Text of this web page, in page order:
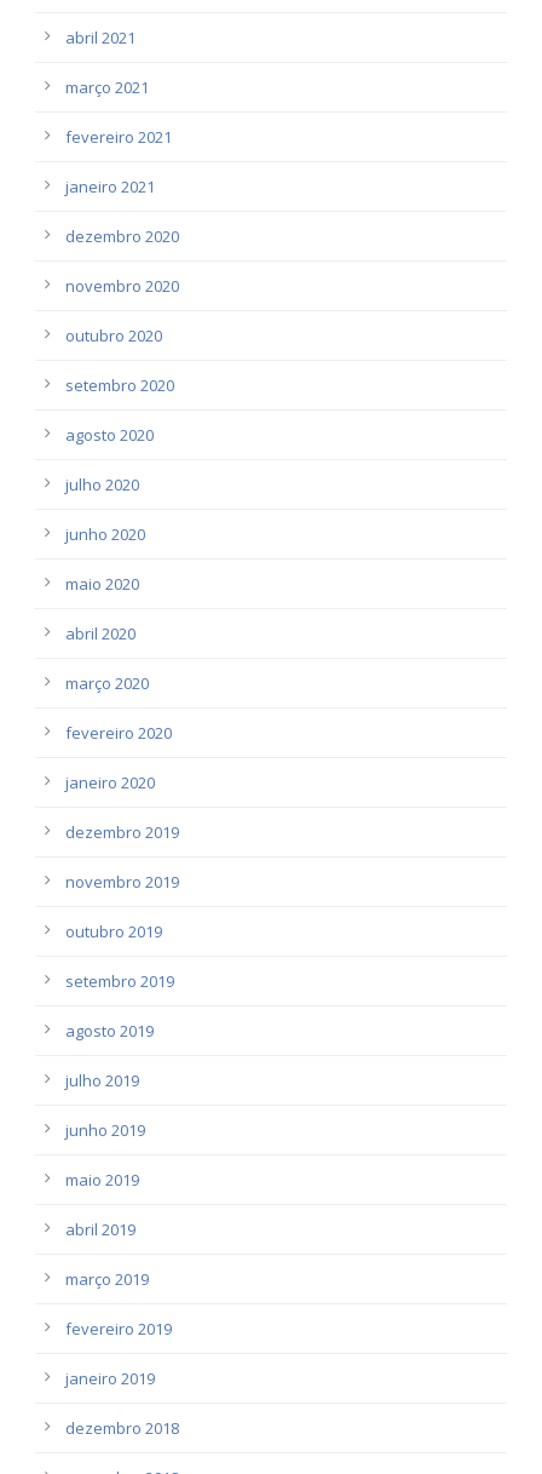
abril 2021
março 2021
fevereiro 2021
janeiro 2021
dezembro 2020
novembro 2020
outubro 2020
setembro 2020
agosto 2020
julho 2020
junho 2020
maio 2020
abril 2020
março 2020
fevereiro 2020
janeiro 2020
dezembro 2019
novembro 2019
outubro 2019
setembro 2019
agosto 2019
julho 2019
junho 2019
maio 2019
abril 2019
março 2019
fevereiro 2019
janeiro 2019
dezembro 2018